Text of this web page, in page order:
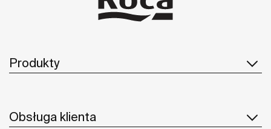
Produkty
Obsługa klienta